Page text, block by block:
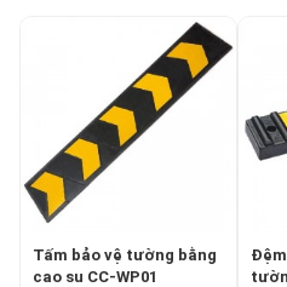
Tấm bảo vệ tường bằng
cao su CC-WP01